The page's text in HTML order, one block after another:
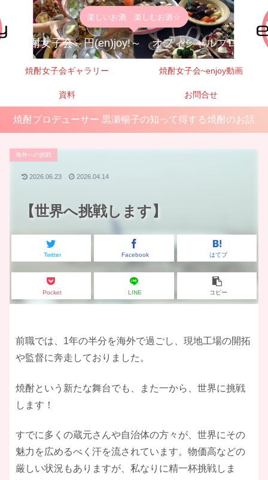
楽しいお酒 楽しむお酒☆
焼酎女子会～円(en)joy!～ オフィシャルブログ
焼酎女子会ギャラリー 焼酎女子会~enjoy動画
資料 お問合せ
焼酎プロデューサー 黒瀬暢子の知って得する焼酎のお話
【世界へ挑戦します】
海外への挑戦
Twitter Facebook はてブ
Pocket LINE コピー
2026.06.23 2026.04.14
前職では、1年の半分を海外で過ごし、現地工場の開拓
や監督に奔走しておりました。
焼酎という新たな舞台でも、また一から、世界に挑戦
します！
すでに多くの蔵元さんや自治体の方々が、世界にその
魅力を広めるべく汗を流されています。物価高などの
厳しい状況もありますが、私なりに精一杯挑戦しま